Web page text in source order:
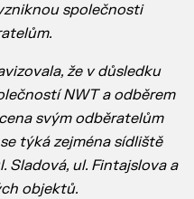
společnosti
že v důsledku
NWT a odběrem
svým odběratelům
týká zejména sídliště
Sladová, ul. Fintajslova a
objektů.